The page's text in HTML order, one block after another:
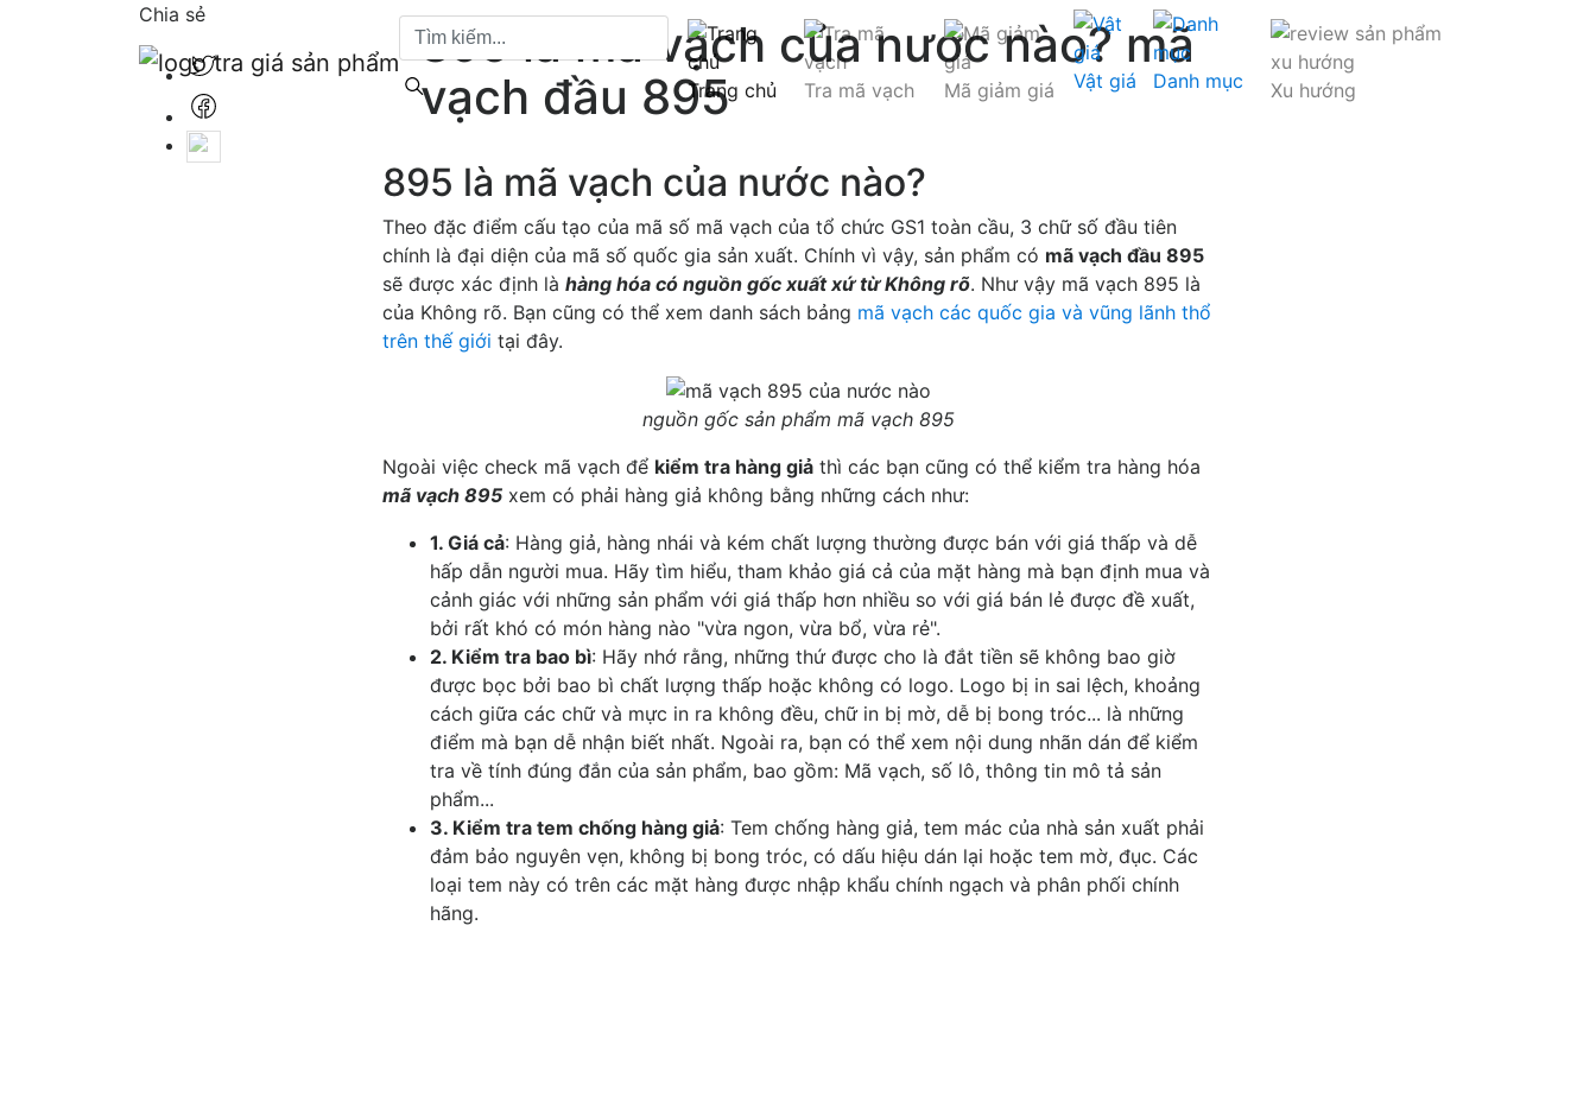
Trang chủ Tra mã vạch Mã giảm giá Vật giá Danh mục Xu hướng
Chia sẻ
895 là mã vạch của nước nào? mã
vạch đầu 895
895 là mã vạch của nước nào?
Theo đặc điểm cấu tạo của mã số mã vạch của tổ chức GS1 toàn cầu, 3 chữ số đầu tiên
chính là đại diện của mã số quốc gia sản xuất. Chính vì vậy, sản phẩm có mã vạch đầu 895
sẽ được xác định là hàng hóa có nguồn gốc xuất xứ từ Không rõ. Như vậy mã vạch 895 là
của Không rõ. Bạn cũng có thể xem danh sách bảng mã vạch các quốc gia và vũng lãnh thổ
trên thế giới tại đây.
nguồn gốc sản phẩm mã vạch 895
Ngoài việc check mã vạch để kiểm tra hàng giả thì các bạn cũng có thể kiểm tra hàng hóa
mã vạch 895 xem có phải hàng giả không bằng những cách như:
1. Giá cả: Hàng giả, hàng nhái và kém chất lượng thường được bán với giá thấp và dễ
hấp dẫn người mua. Hãy tìm hiểu, tham khảo giá cả của mặt hàng mà bạn định mua và
cảnh giác với những sản phẩm với giá thấp hơn nhiều so với giá bán lẻ được đề xuất,
bởi rất khó có món hàng nào "vừa ngon, vừa bổ, vừa rẻ".
2. Kiểm tra bao bì: Hãy nhớ rằng, những thứ được cho là đắt tiền sẽ không bao giờ
được bọc bởi bao bì chất lượng thấp hoặc không có logo. Logo bị in sai lệch, khoảng
cách giữa các chữ và mực in ra không đều, chữ in bị mờ, dễ bị bong tróc... là những
điểm mà bạn dễ nhận biết nhất. Ngoài ra, bạn có thể xem nội dung nhãn dán để kiểm
tra về tính đúng đắn của sản phẩm, bao gồm: Mã vạch, số lô, thông tin mô tả sản
phẩm...
3. Kiểm tra tem chống hàng giả: Tem chống hàng giả, tem mác của nhà sản xuất phải
đảm bảo nguyên vẹn, không bị bong tróc, có dấu hiệu dán lại hoặc tem mờ, đục. Các
loại tem này có trên các mặt hàng được nhập khẩu chính ngạch và phân phối chính
hãng.